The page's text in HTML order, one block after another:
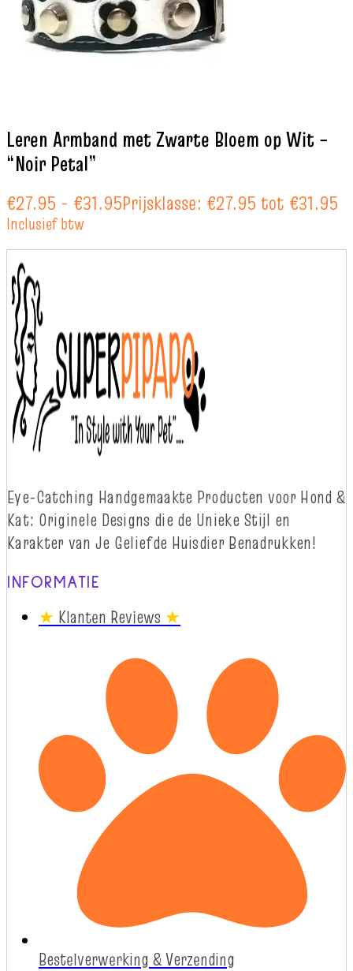
Leren Armband met Zwarte Bloem op Wit –
“Noir Petal”
€27.95 - €31.95Prijsklasse: €27.95 tot €31.95
Inclusief btw
Eye-Catching Handgemaakte Producten voor Hond &
Kat: Originele Designs die de Unieke Stijl en
Karakter van Je Geliefde Huisdier Benadrukken!
INFORMATIE
★ Klanten Reviews ★
Bestelverwerking & Verzending